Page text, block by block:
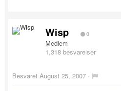
Wisp 0
Medlem
1,318 besvarelser
Besvaret August 25, 2007 ·